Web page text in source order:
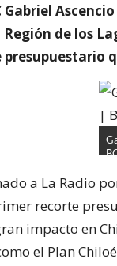
Gabriel
de los
a La Radio
recorte
impacto en
el Plan